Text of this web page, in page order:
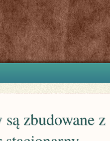
zbudowane z